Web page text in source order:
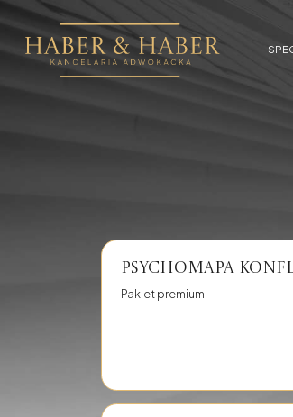
Adwokat od spraw cywilnych
Dochodzenie roszczeń, windykacja należności
Nieruchomości
Psychomapa
Pakiet premium